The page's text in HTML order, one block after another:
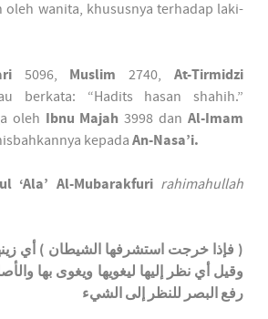
oleh wanita, khususnya terhadap laki-
5096, Muslim 2740,At-Tirmidzi
berkata: “Hadits hasan shahih.”
oleh Ibnu Majah 3998 danAl-Imam
kepada An-Nasa’i.
‘Ala’ Al-Mubarakfuri rahimahullah
( فإذا خرجت استشرفها الشيطان ) أي
وقيل أي نظر إليها ليغويها ويغوى بها
رفع البصر للنظر إلى الشيء